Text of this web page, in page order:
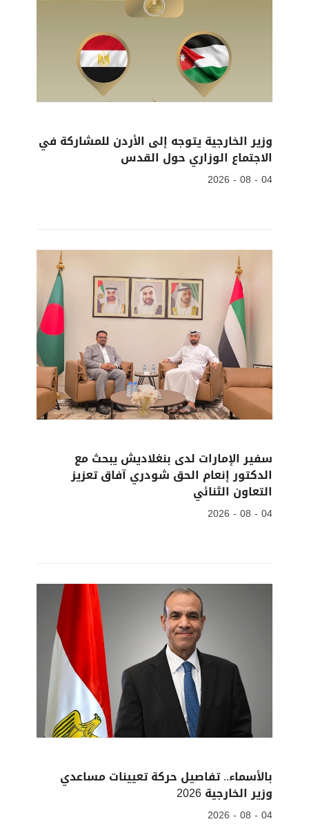
وزير الخارجية يتوجه إلى الأردن للمشاركة في
الاجتماع الوزاري حول القدس
04 - 08 - 2026
سفير الإمارات لدى بنغلاديش يبحث مع
الدكتور إنعام الحق شودري آفاق تعزيز
التعاون الثنائي
04 - 08 - 2026
بالأسماء.. تفاصيل حركة تعيينات مساعدي
وزير الخارجية 2026
04 - 08 - 2026